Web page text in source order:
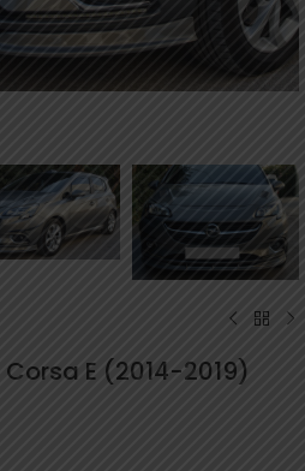
Corsa E (2014-2019)